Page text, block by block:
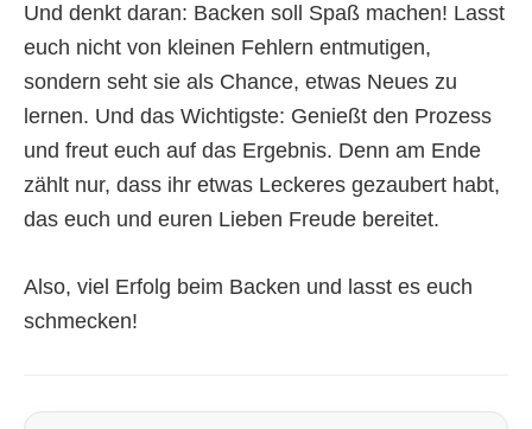
Und denkt daran: Backen soll Spaß machen! Lasst
euch nicht von kleinen Fehlern entmutigen,
sondern seht sie als Chance, etwas Neues zu
lernen. Und das Wichtigste: Genießt den Prozess
und freut euch auf das Ergebnis. Denn am Ende
zählt nur, dass ihr etwas Leckeres gezaubert habt,
das euch und euren Lieben Freude bereitet.
Also, viel Erfolg beim Backen und lasst es euch
schmecken!